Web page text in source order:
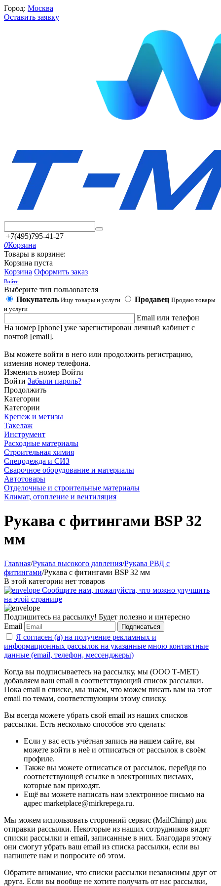
Город: Москва
Оставить заявку
+7(495)795-41-27
0Корзина
Товары в корзине:
Корзина пуста
Корзина Оформить заказ
Войти
Выберите тип пользователя
Покупатель Ищу товары и услуги Продавец Продаю товары
и услуги
Email или телефон
На номер [phone] уже зарегистирован личный кабинет с
почтой [email].
Вы можете войти в него или продолжить регистрацию,
изменив номер телефона.
Изменить номер Войти
Войти Забыли пароль?
Продолжить
Категории
Категории
Крепеж и метизы
Такелаж
Инструмент
Расходные материалы
Строительная химия
Спецодежда и СИЗ
Сварочное оборудование и материалы
Автотовары
Отделочные и строительные материалы
Климат, отопление и вентиляция
Рукава с фитингами BSP 32
мм
Главная/Рукава высокого давления/Рукава РВД с
фитингами/Рукава с фитингами BSP 32 мм
В этой категории нет товаров
Сообщите нам, пожалуйста, что можно улучшить
на этой странице
Подпишитесь на рассылку! Будет полезно и интересно
Email
Подписаться
Я согласен (а) на получение рекламных и
информационных рассылок на указанные мною контактные
данные (email, телефон, мессенджеры)
Когда вы подписываетесь на рассылку, мы (ООО Т-МЕТ)
добавляем ваш email в соответствующий список рассылки.
Пока email в списке, мы знаем, что можем писать вам на этот
email по темам, соответствующим этому списку.
Вы всегда можете убрать свой email из наших списков
рассылки. Есть несколько способов это сделать:
Если у вас есть учётная запись на нашем сайте, вы
можете войти в неё и отписаться от рассылок в своём
профиле.
Также вы можете отписаться от рассылок, перейдя по
соответствующей ссылке в электронных письмах,
которые вам приходят.
Ещё вы можете написать нам электронное письмо на
адрес marketplace@mirkrepega.ru.
Мы можем использовать сторонний сервис (MailChimp) для
отправки рассылки. Некоторые из наших сотрудников видят
списки рассылки и email, записанные в них. Благодаря этому
они смогут убрать ваш email из списка рассылки, если вы
напишете нам и попросите об этом.
Обратите внимание, что списки рассылки независимы друг от
друга. Если вы вообще не хотите получать от нас рассылки,